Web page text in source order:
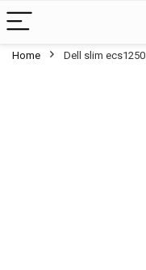
Home Dell slim ecs1250